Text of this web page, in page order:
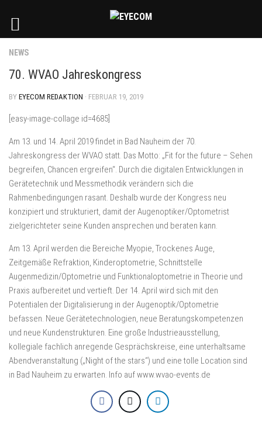
NEWS
70. WVAO Jahreskongress
BY EYECOM REDAKTION · FEBRUAR 19, 2019
[easy-image-collage id=4685]
Am 13. und 14. April 2019 findet in Bad Nauheim der 70.
Jahreskongress der WVAO statt. Das Motto: „Fit for the future – Sehen
begreifen, Chancen ergreifen“. Durch die digitalen Entwicklungen in
Gerätetechnik und Messmethodik verändern sich die
Rahmenbedingungen rasant. Deshalb wurde der Kongress neu
konzipiert und strukturiert, damit der Augenoptiker/Optometrist
zielgerichteter seine Kunden ansprechen und beraten kann.
Am 13. April werden die Bereiche Myopie, Trockenes Auge,
Zeitgemäße Refraktion, Kinderoptometrie, Schnittstelle
Augenmedizin/Optometrie und Funktionaloptometrie in Theorie und
Praxis aufbereitet und vertieft. Der 14. April wird sich mit den
Potentialen der Digitalisierung in der Augenoptik/Optometrie
befassen. Neue Gerätetechnologien, neue Beratungskompetenzen
und neue Kundenstrukturen. Eine große Industrieausstellung,
kollegiale fachlich anregende Gesprächskreise, eine unterhaltsame
Abendveranstaltung („Night of the stars“) und eine tolle Location sind
in Bad Nauheim zu erwarten. Info auf www.wvao-events.de